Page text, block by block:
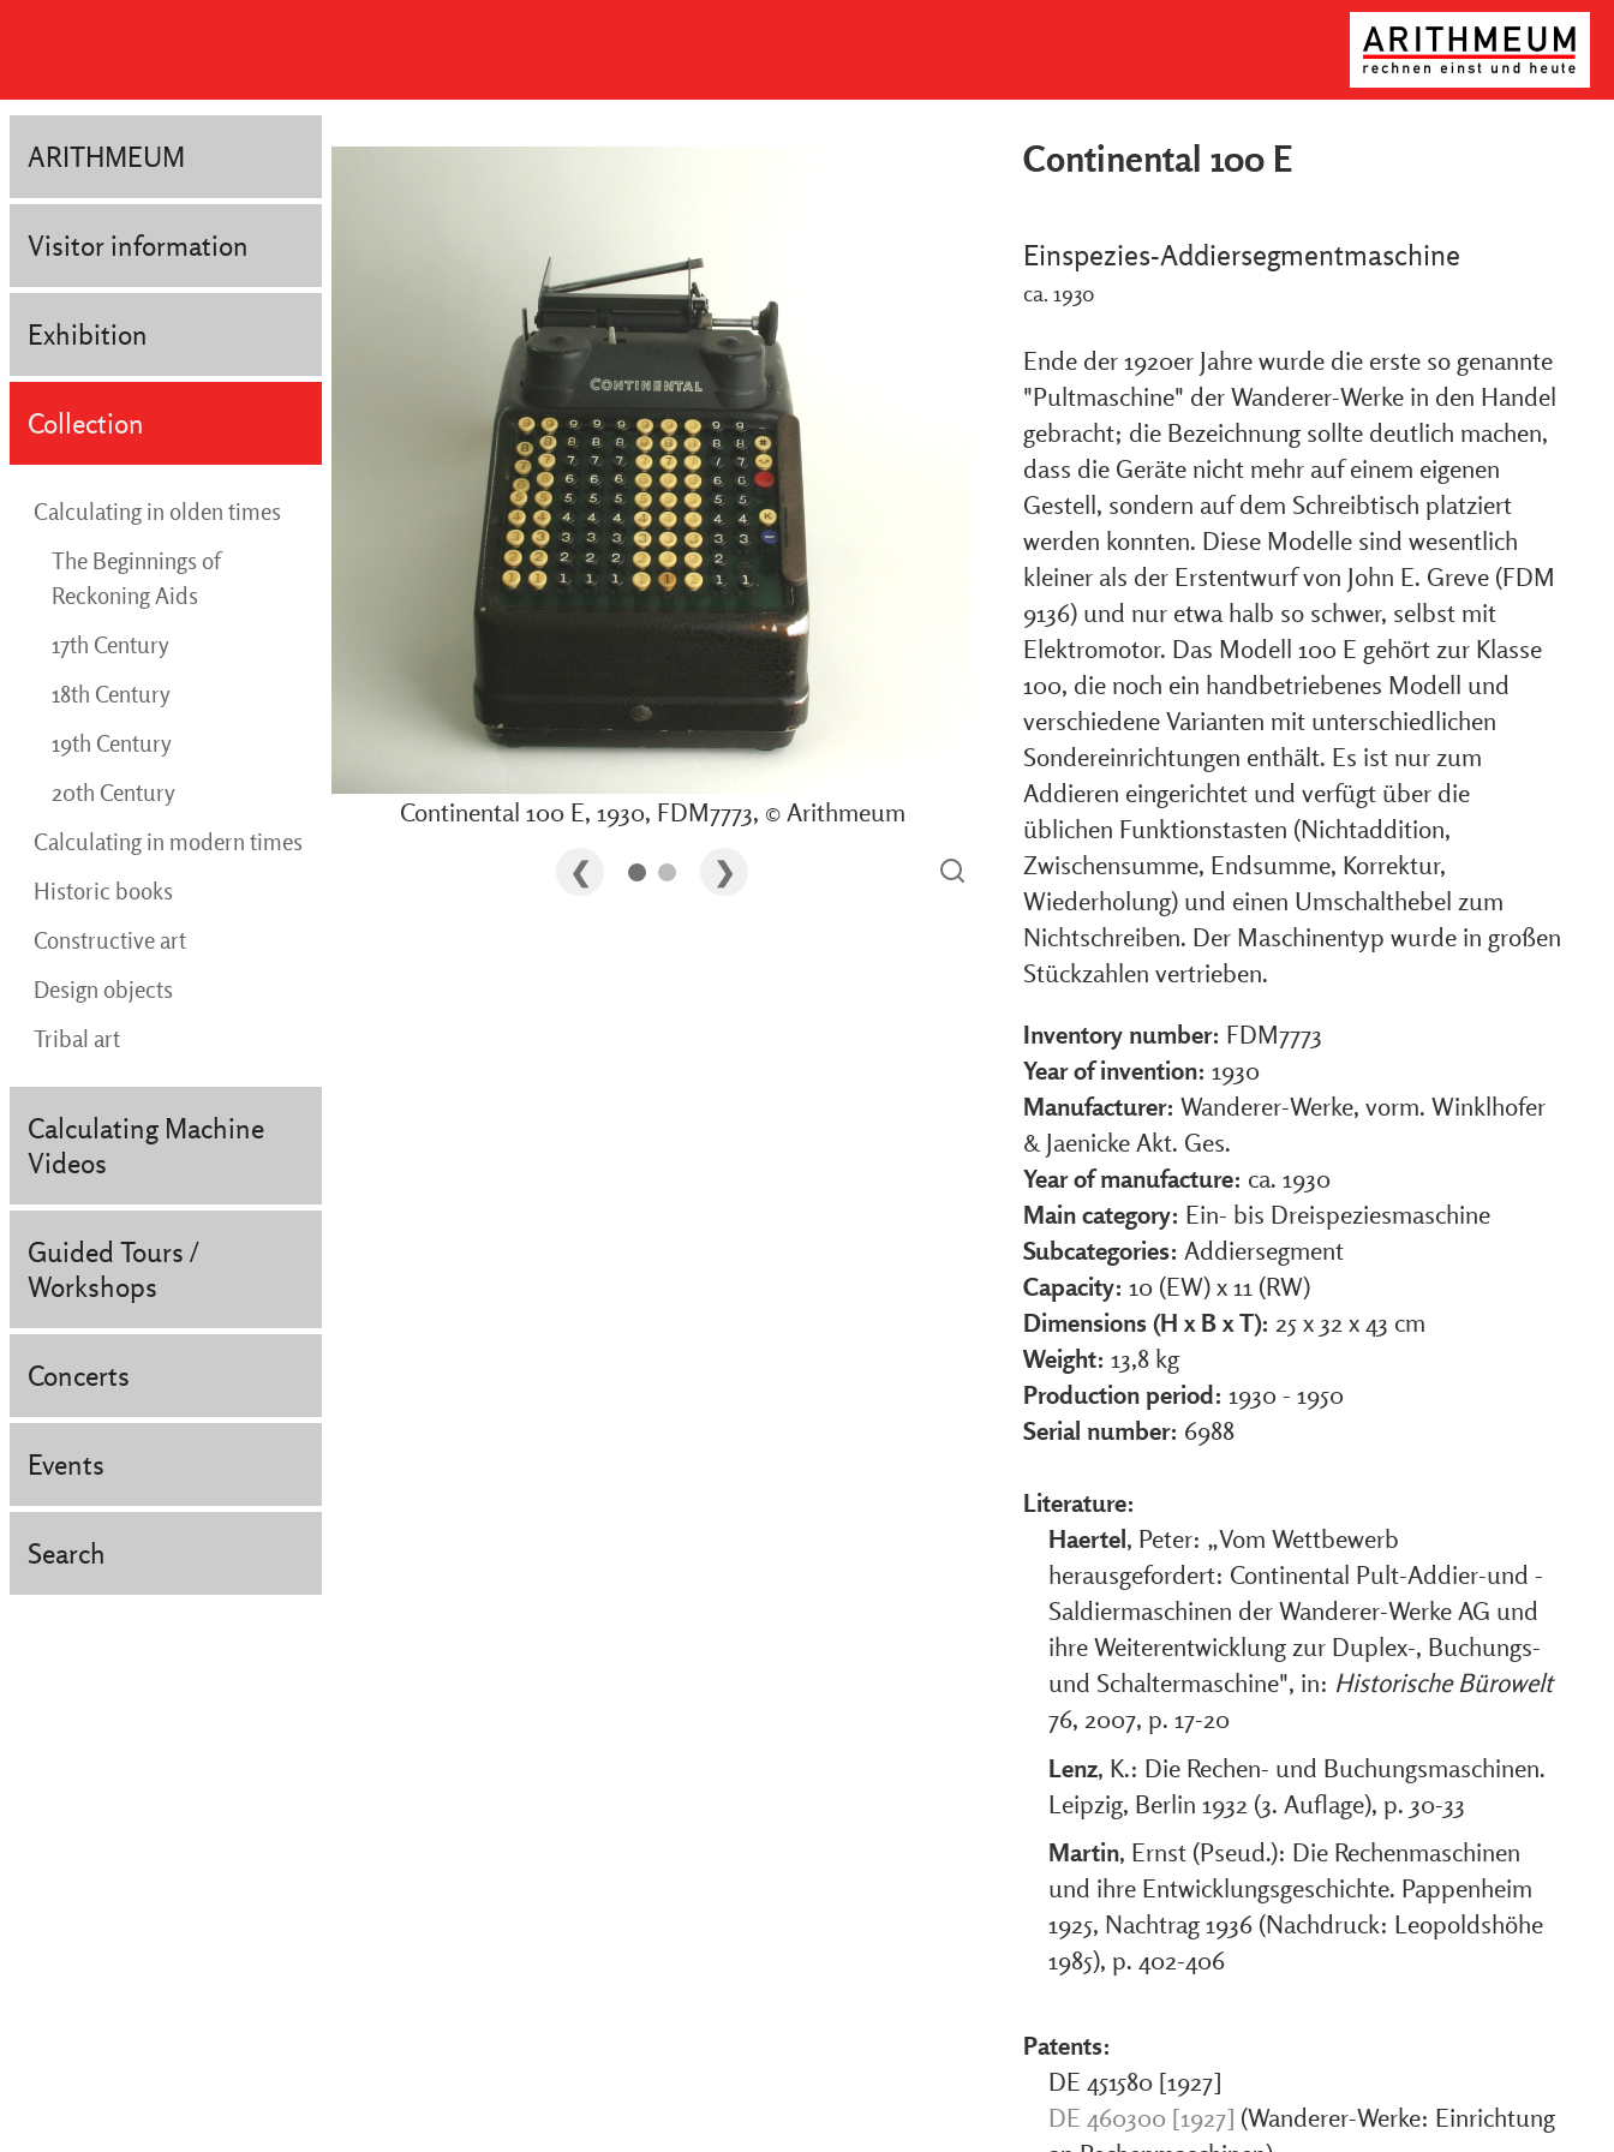
ARITHMEUM
Visitor information
Exhibition
Collection
Calculating in olden times
The Beginnings of
Reckoning Aids
17th Century
18th Century
19th Century
20th Century
Calculating in modern times
Historic books
Constructive art
Design objects
Tribal art
Calculating Machine
Videos
Guided Tours /
Workshops
Concerts
Events
Search
Continental 100 E, 1930, FDM7773, © Arithmeum
Continental 100 E
Einspezies-Addiersegmentmaschine
ca. 1930
Ende der 1920er Jahre wurde die erste so genannte
"Pultmaschine" der Wanderer-Werke in den Handel
gebracht; die Bezeichnung sollte deutlich machen,
dass die Geräte nicht mehr auf einem eigenen
Gestell, sondern auf dem Schreibtisch platziert
werden konnten. Diese Modelle sind wesentlich
kleiner als der Erstentwurf von John E. Greve (FDM
9136) und nur etwa halb so schwer, selbst mit
Elektromotor. Das Modell 100 E gehört zur Klasse
100, die noch ein handbetriebenes Modell und
verschiedene Varianten mit unterschiedlichen
Sondereinrichtungen enthält. Es ist nur zum
Addieren eingerichtet und verfügt über die
üblichen Funktionstasten (Nichtaddition,
Zwischensumme, Endsumme, Korrektur,
Wiederholung) und einen Umschalthebel zum
Nichtschreiben. Der Maschinentyp wurde in großen
Stückzahlen vertrieben.
Inventory number: FDM7773
Year of invention: 1930
Manufacturer: Wanderer-Werke, vorm. Winklhofer
& Jaenicke Akt. Ges.
Year of manufacture: ca. 1930
Main category: Ein- bis Dreispeziesmaschine
Subcategories: Addiersegment
Capacity: 10 (EW) x 11 (RW)
Dimensions (H x B x T): 25 x 32 x 43 cm
Weight: 13,8 kg
Production period: 1930 - 1950
Serial number: 6988
Literature:
Haertel, Peter: „Vom Wettbewerb
herausgefordert: Continental Pult-Addier-und -
Saldiermaschinen der Wanderer-Werke AG und
ihre Weiterentwicklung zur Duplex-, Buchungs-
und Schaltermaschine", in: Historische Bürowelt
76, 2007, p. 17-20
Lenz, K.: Die Rechen- und Buchungsmaschinen.
Leipzig, Berlin 1932 (3. Auflage), p. 30-33
Martin, Ernst (Pseud.): Die Rechenmaschinen
und ihre Entwicklungsgeschichte. Pappenheim
1925, Nachtrag 1936 (Nachdruck: Leopoldshöhe
1985), p. 402-406
Patents:
DE 451580 [1927]
DE 460300 [1927] (Wanderer-Werke: Einrichtung